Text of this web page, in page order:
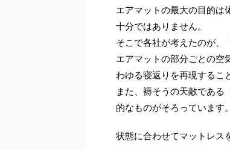
エアマットの最大の目的は
十分ではありません。
そこで各社が考えたのが、
エアマットの部分ごとの空
わゆる寝返りを再現するこ
また、褥そうの天敵であ
的なものがそろっています。
状態に合わせてマットレス